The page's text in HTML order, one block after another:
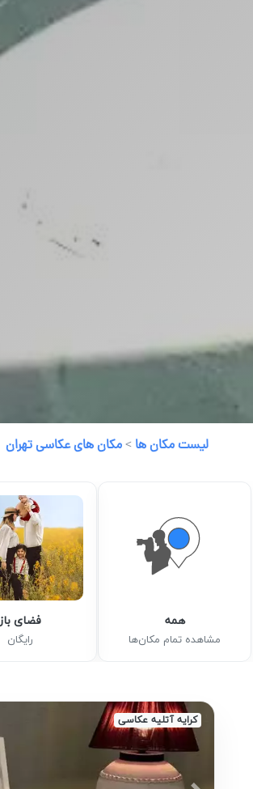
لیست مکان ها >مکان های عکاسی تهران
همه
مشاهده تمام مکان‌ها
فضای باز
رایگان
کرایه آتلیه عکاسی